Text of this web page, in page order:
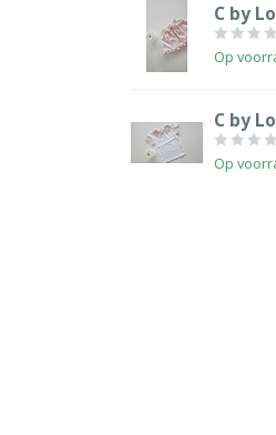
C by
Op
C by
Op